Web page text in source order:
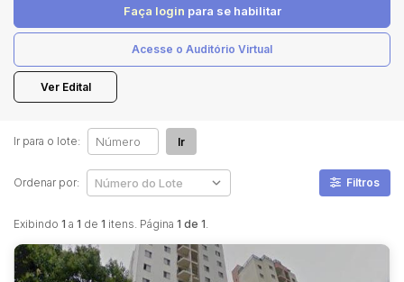
Faça login para se habilitar
Acesse o Auditório Virtual
Ver Edital
Exibindo 1 a 1 de 1 itens. Página 1 de 1.
Ir para o lote: Ir
Ordenar por: Filtros